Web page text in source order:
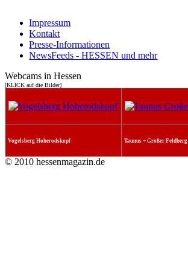
Impressum
Kontakt
Presse-Informationen
NewsFeeds - HESSEN und mehr
Webcams in Hessen
[KLICK auf die Bilder]
Vogelsberg Hoherodskopf Taunus + Großer Feldberg
© 2010 hessenmagazin.de